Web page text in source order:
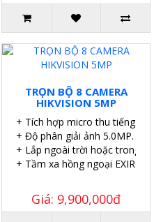
TRỌN BỘ 8 CAMERA
HIKVISION 5MP
+ Tích hợp micro thu tiếng.
+ Độ phân giải ảnh 5.0MP.
+ Lắp ngoài trời hoặc trong
+ Tầm xa hồng ngoại EXIR
Giá: 9,900,000đ